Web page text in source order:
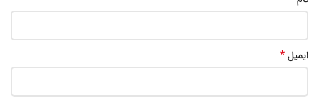
ایمیل*